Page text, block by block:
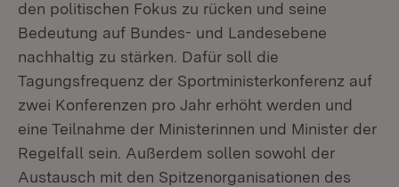
den politischen Fokus zu rücken und seine
Bedeutung auf Bundes- und Landesebene
nachhaltig zu stärken. Dafür soll die
Tagungsfrequenz der Sportministerkonferenz auf
zwei Konferenzen pro Jahr erhöht werden und
eine Teilnahme der Ministerinnen und Minister der
Regelfall sein. Außerdem sollen sowohl der
Austausch mit den Spitzenorganisationen des